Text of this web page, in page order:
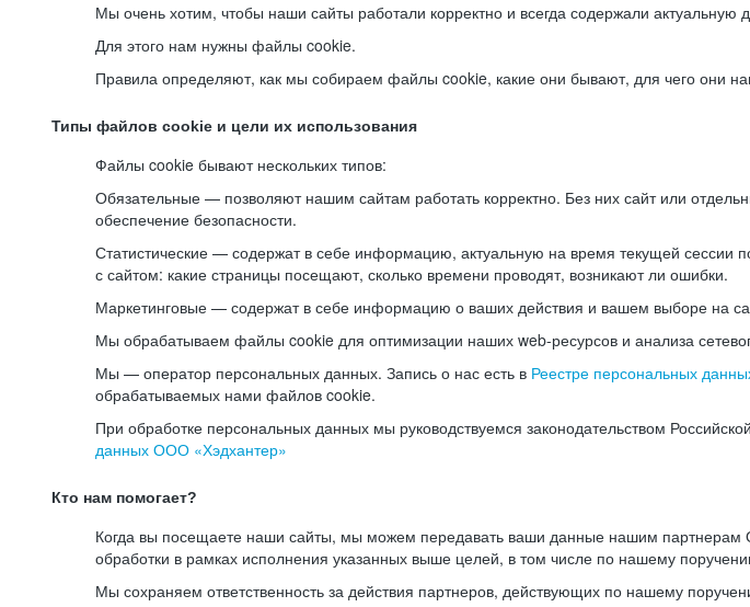
Мы очень хотим, чтобы наши сайты работали корректно и всегда содержали
Для этого нам нужны файлы cookie.
Правила определяют, как мы собираем файлы cookie, какие они бывают, для чего они
Типы файлов cookie и цели их использования
Файлы cookie бывают нескольких типов:
Обязательные — позволяют нашим сайтам работать корректно. Без них сайт или
обеспечение безопасности.
Статистические — содержат в себе информацию, актуальную на время текущей сессии
с сайтом: какие страницы посещают, сколько времени проводят, возникают ли ошибки.
Маркетинговые — содержат в себе информацию о ваших действия и вашем выборе на
Мы обрабатываем файлы cookie для оптимизации наших web-ресурсов и анализа
Мы — оператор персональных данных. Запись о нас есть в Реестре персональных
обрабатываемых нами файлов cookie.
При обработке персональных данных мы руководствуемся законодательством
данных ООО «Хэдхантер»
Кто нам помогает?
Когда вы посещаете наши сайты, мы можем передавать ваши данные нашим
обработки в рамках исполнения указанных выше целей, в том числе по нашему
Мы сохраняем ответственность за действия партнеров, действующих по нашему